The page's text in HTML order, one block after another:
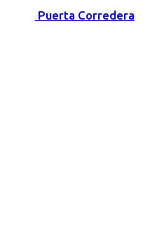
Puerta Corredera